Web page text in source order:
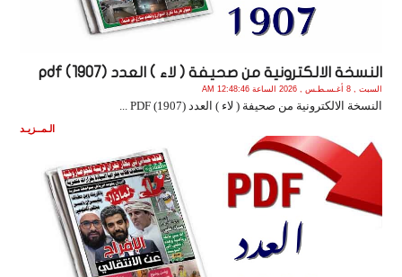
النسخة الالكترونية من صحيفة ( لاء ) العدد (1907) pdf
السبت , 8 أغـسـطـس , 2026 الساعة 12:48:46 AM
النسخة الالكترونية من صحيفة ( لاء ) العدد (1907) PDF ...
الـمــزيـد